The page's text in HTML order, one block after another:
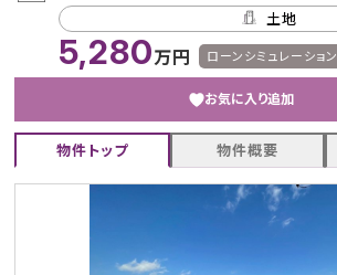
土地
5,280万円 ローンシミュレーション
お気に入り追加
物件トップ 物件概要